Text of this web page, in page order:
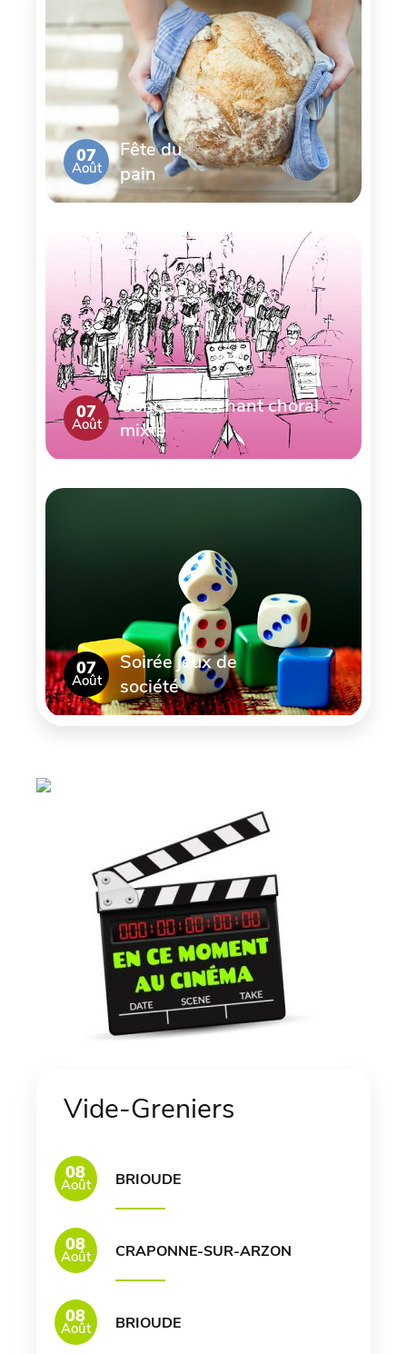
07
Août
Fête du
pain
07
Août
Concert de chant choral
mixte
07
Août
Soirée jeux de
société
Vide-Greniers
08
Août BRIOUDE
08
Août CRAPONNE-SUR-ARZON
08
Août BRIOUDE